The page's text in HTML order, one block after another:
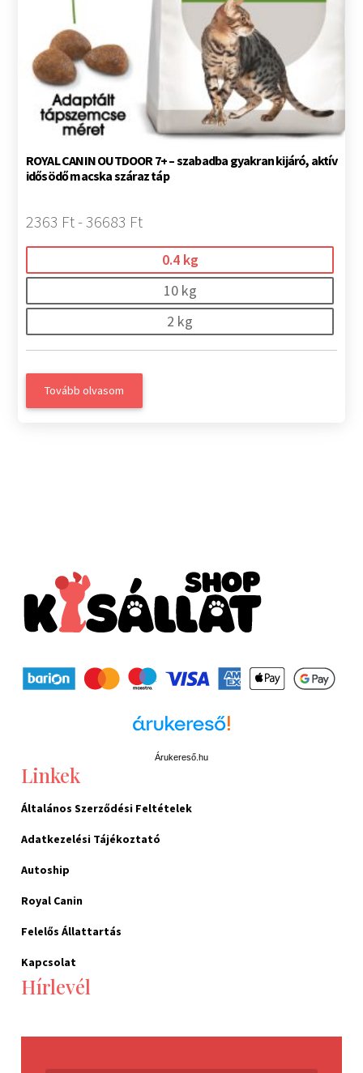
ROYAL CANIN OUTDOOR 7+ – szabadba gyakran kijáró, aktív
idősödő macska száraz táp
2363 Ft - 36683 Ft
0.4 kg
10 kg
2 kg
Tovább olvasom
Árukereső.hu
Linkek
Általános Szerződési Feltételek
Adatkezelési Tájékoztató
Autoship
Royal Canin
Felelős Állattartás
Kapcsolat
Hírlevél